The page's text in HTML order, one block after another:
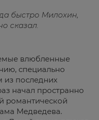
быстро Милохин,
сказал.
влюбленные
специально
из последних
начал пространно
романтической
Медведева.